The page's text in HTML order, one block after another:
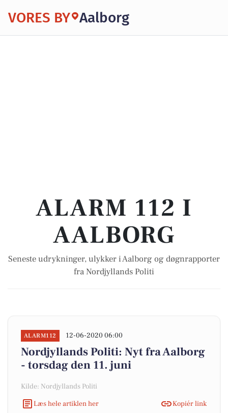
VORES BY Aalborg
ALARM 112 I
AALBORG
Seneste udrykninger, ulykker i Aalborg og døgnrapporter
fra Nordjyllands Politi
ALARM112 12-06-2020 06:00
Nordjyllands Politi: Nyt fra Aalborg
- torsdag den 11. juni
Kilde: Nordjyllands Politi
Læs hele artiklen her
Kopiér link